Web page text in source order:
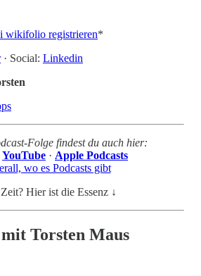
wikifolio registrieren*
· Social: Linkedin
Folge findest du auch hier:
YouTube · Apple Podcasts
wo es Podcasts gibt
Hier ist die Essenz ↓
Torsten Maus